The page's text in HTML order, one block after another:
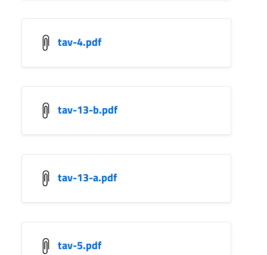
tav-4.pdf
tav-13-b.pdf
tav-13-a.pdf
tav-5.pdf